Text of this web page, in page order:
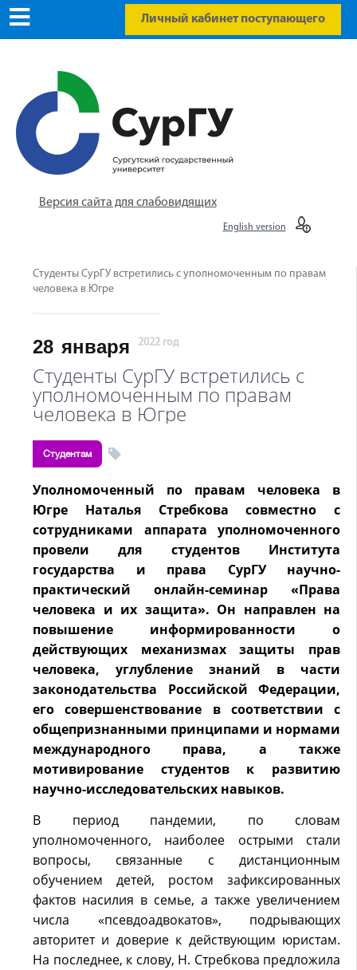
Личный кабинет поступающего
Версия сайта для слабовидящих
English version
Студенты СурГУ встретились с уполномоченным по правам
человека в Югре
28 января 2022 год
Студенты СурГУ встретились с
уполномоченным по правам
человека в Югре
Студентам
Уполномоченный по правам человека в
Югре Наталья Стребкова совместно с
сотрудниками аппарата уполномоченного
провели для студентов Института
государства и права СурГУ научно-
практический онлайн-семинар «Права
человека и их защита». Он направлен на
повышение информированности о
действующих механизмах защиты прав
человека, углубление знаний в части
законодательства Российской Федерации,
его совершенствование в соответствии с
общепризнанными принципами и нормами
международного права, а также
мотивирование студентов к развитию
научно-исследовательских навыков.
В период пандемии, по словам
уполномоченного, наиболее острыми стали
вопросы, связанные с дистанционным
обучением детей, ростом зафиксированных
фактов насилия в семье, а также увеличением
числа «псевдоадвокатов», подрывающих
авторитет и доверие к действующим юристам.
На последнее, к слову, Н. Стребкова предложила